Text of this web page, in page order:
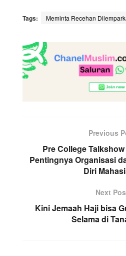
Tags: Meminta Recehan
Previous
Pre College
Pentingnya Organisasi
Diri
Next
Kini Jemaah Haji bisa
Selama di